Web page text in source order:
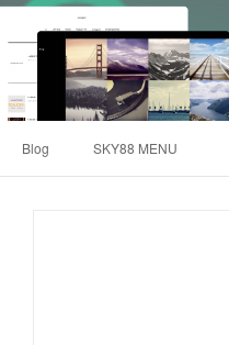
Blog SKY88 MENU